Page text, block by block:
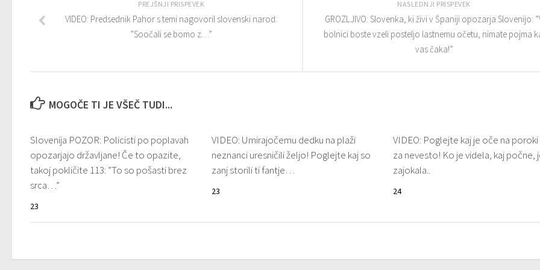
NASLEDNJI PRISPEVEK
GROZLJIVO: Slovenka, ki živi v Španiji opozarja Slovenijo:
bolnici boste vzeli posteljo lastnemu očetu, nimate pojma
vas čaka!”
PREJŠNJI PRISPEVEK
VIDEO: Predsednik Pahor s temi nagovoril slovenski narod:
”Soočali se bomo z…”
MOGOČE TI JE VŠEČ TUDI...
Slovenija POZOR: Policisti po poplavah
opozarjajo državljane! Če to opazite,
takoj pokličite 113: ”To so pošasti brez
srca…”
23
VIDEO: Umirajočemu dedku na plaži
neznanci uresničili željo! Poglejte kaj so
zanj storili ti fantje…
23
VIDEO: Poglejte kaj je oče na
za nevesto! Ko je videla, kaj počne,
zajokala..
24